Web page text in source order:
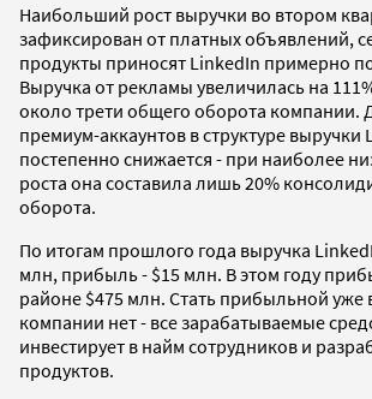
Наибольший рост выручки во втором
зафиксирован от платных объявлений,
продукты приносят LinkedIn примерно
Выручка от рекламы увеличилась на
около трети общего оборота компании.
премиум-аккаунтов в структуре выручки
постепенно снижается - при наиболее
роста она составила лишь 20%
оборота.
По итогам прошлого года выручка
млн, прибыль - $15 млн. В этом году
районе $475 млн. Стать прибыльной уже
компании нет - все зарабатываемые
инвестирует в найм сотрудников и
продуктов.